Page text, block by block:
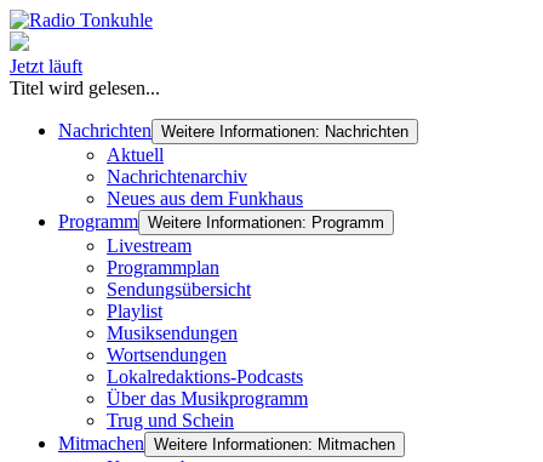
Jetzt läuft
Titel wird gelesen...
Nachrichten Weitere Informationen: Nachrichten
Aktuell
Nachrichtenarchiv
Neues aus dem Funkhaus
Programm Weitere Informationen: Programm
Livestream
Programmplan
Sendungsübersicht
Playlist
Musiksendungen
Wortsendungen
Lokalredaktions-Podcasts
Über das Musikprogramm
Trug und Schein
Mitmachen Weitere Informationen: Mitmachen